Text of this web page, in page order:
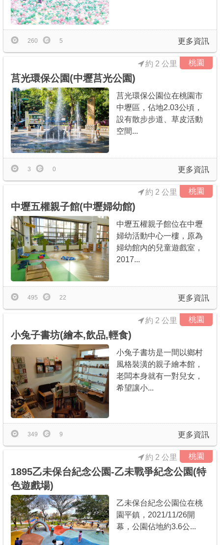
更多資訊
260 5
桃園
莒光環保公園(中壢莒光公園)
約 2 公里
莒光環保公園位在桃園市
中壢區，佔地2.03公頃，
設有散步步道、草皮活動
空間...
更多資訊
3 0
桃園
中壢五權親子館(中壢婦幼館)
約 2 公里
中壢五權親子館位在中壢
婦幼活動中心一樓，原為
婦幼館內的兒童遊戲室，
2017...
更多資訊
495 22
桃園
小兔子書坊(繪本,飲品,輕食)
約 2 公里
小兔子書坊是一間以鄉村
風格裝潢的親子繪本館，
老闆本身就有一對兒女，
希望讓小...
更多資訊
349 9
桃園
1895乙未保台紀念公園-乙未戰爭紀念公園(特
色遊戲場)
約 2 公里
乙未保台紀念公園位在桃
園平鎮，2021/11/26開
幕，公園佔地約3.6公...